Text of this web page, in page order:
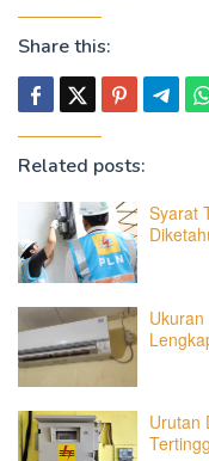
Share this:
Related posts:
Syarat
Urutan